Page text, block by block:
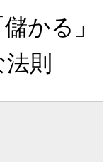
かる」
則